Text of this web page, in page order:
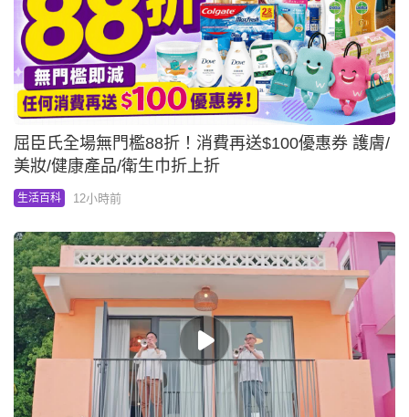
屈臣氏全場無門檻88折！消費再送$100優惠券 護膚/
美妝/健康產品/衛生巾折上折
生活百科 12小時前